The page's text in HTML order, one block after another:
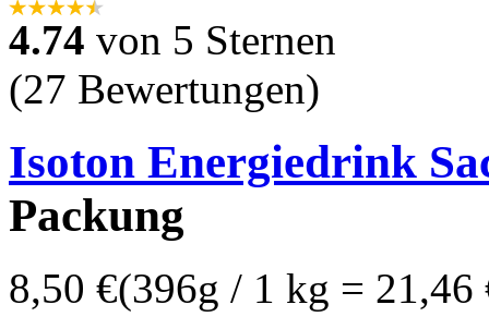
4.74 von 5 Sternen
(27 Bewertungen)
Isoton Energiedrink
Packung
8,50 €(396g / 1 kg = 21,46